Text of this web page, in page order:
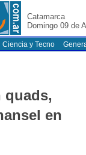
Catamarca
Domingo 09 de
Ciencia y Tecno
quads,
en